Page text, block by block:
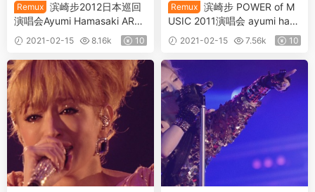
Remux 滨崎步2012日本巡回
演唱会Ayumi Hamasaki ARE
NA TOUR 2012 A ~HOTEL L
ove songs~《REMUX TS 33.
4G》
2021-02-15 8.16k 10
Remux 滨崎步 POWER of M
USIC 2011演唱会 ayumi ham
asaki ~POWER of MUSIC~ 2
011《REMUX TS 29.1G》
2021-02-15 7.56k 10